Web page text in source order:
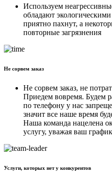
Используем
обладают
приятно пахнут, а
повторные загрязнения
Не сорвем заказ
Не сорвем заказ, не
Приедем вовремя. Будем
по телефону у нас
значит все наше время
Наша команда нацелена
услугу, уважая ваш
Услуги, которых нет у конкурентов